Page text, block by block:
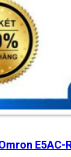
E5AC-